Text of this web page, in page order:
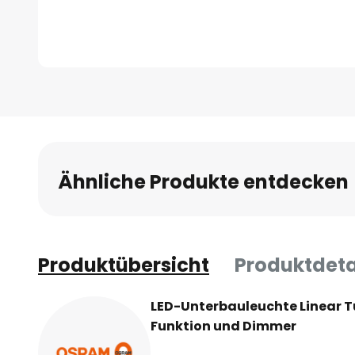
springen
Ähnliche Produkte entdecken
Produktübersicht
LED-Unterbauleuchte Linear
Funktion und Dimmer